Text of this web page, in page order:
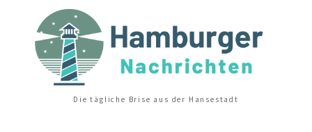
Die tägliche Brise aus der Hansestadt